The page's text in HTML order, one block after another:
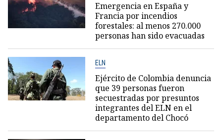
Emergencia en España y
Francia por incendios
forestales: al menos 270.000
personas han sido evacuadas
ELN
Ejército de Colombia denuncia
que 39 personas fueron
secuestradas por presuntos
integrantes del ELN en el
departamento del Chocó